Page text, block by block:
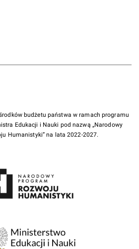
budżetu państwa w ramach programu
Edukacji i Nauki pod nazwą „Narodowy
Humanistyki” na lata 2022-2027.